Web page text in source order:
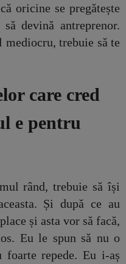
oricine se pregătește
devină antreprenor.
trebuie să te
care cred
e pentru
rând, trebuie să își
Și după ce au
și asta vor să facă,
Eu le spun să nu o
foarte repede. Eu i-aș